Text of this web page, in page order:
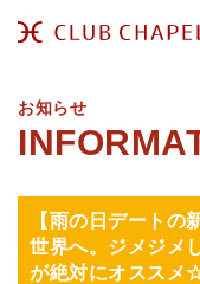
お知らせ
【雨の日デートの
世界へ。ジメジメ
が絶対にオススメ